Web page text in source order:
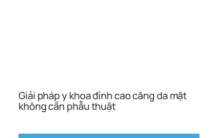
Giải pháp y khoa đỉnh cao căng da mặt
không cần phẫu thuật